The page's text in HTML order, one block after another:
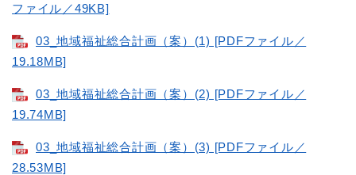
ファイル／49KB]
03_地域福祉総合計画（案）(1) [PDFファイル／
19.18MB]
03_地域福祉総合計画（案）(2) [PDFファイル／
19.74MB]
03_地域福祉総合計画（案）(3) [PDFファイル／
28.53MB]